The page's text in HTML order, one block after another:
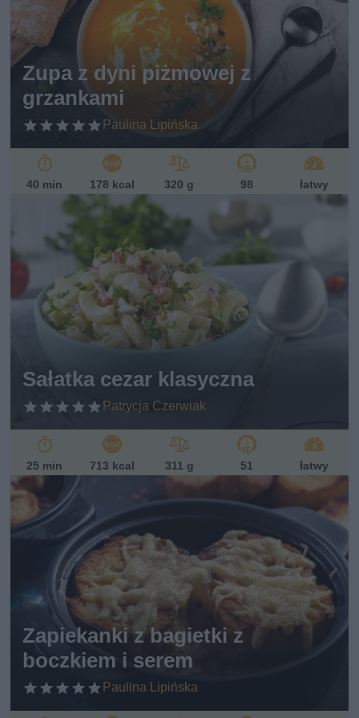
Zupa z dyni piżmowej z
grzankami
Paulina Lipińska
40 min 178 kcal 320 g 98 łatwy
Sałatka cezar klasyczna
Patrycja Czerwiak
25 min 713 kcal 311 g 51 łatwy
Zapiekanki z bagietki z
boczkiem i serem
Paulina Lipińska